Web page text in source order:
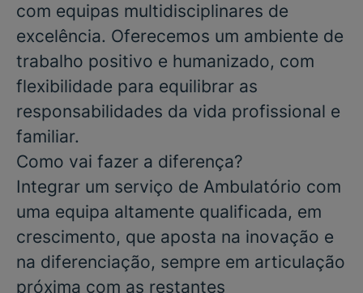
com equipas multidisciplinares de
excelência. Oferecemos um ambiente de
trabalho positivo e humanizado, com
flexibilidade para equilibrar as
responsabilidades da vida profissional e
familiar.
Como vai fazer a diferença?
Integrar um serviço de Ambulatório com
uma equipa altamente qualificada, em
crescimento, que aposta na inovação e
na diferenciação, sempre em articulação
próxima com as restantes